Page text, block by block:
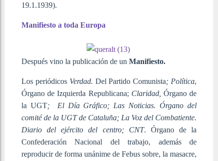
19.1.1939).
Manifiesto a toda Europa
Después vino la publicación de un Manifiesto.
Los periódicos Verdad. Del Partido Comunista; Política,
Órgano de Izquierda Republicana; Claridad, Órgano de
la UGT; El Día Gráfico; Las Noticias. Órgano del
comité de la UGT de Cataluña; La Voz del Combatiente.
Diario del ejército del centro; CNT. Órgano de la
Confederación Nacional del trabajo, además de
reproducir de forma unánime de Febus sobre, la masacre,